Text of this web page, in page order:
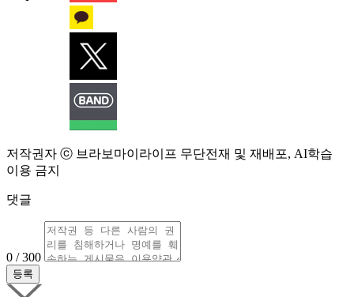
저작권자 ⓒ 브라보마이라이프 무단전재 및 재배포, AI학습
이용 금지
댓글
0 / 300